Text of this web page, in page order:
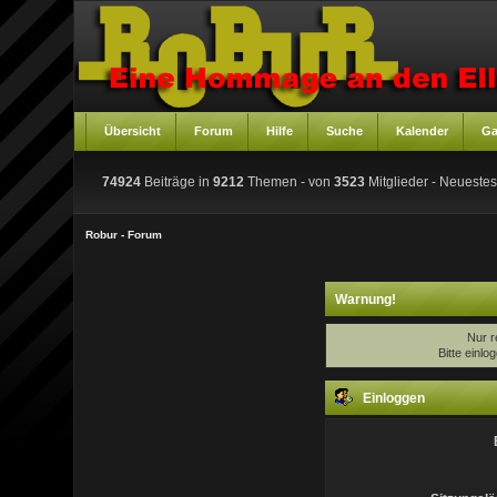
Übersicht Forum Hilfe Suche Kalender
74924 Beiträge in9212 Themen - von3523 Mitglieder -
Robur - Forum
Warnung!
Nur
Bitte
Einloggen